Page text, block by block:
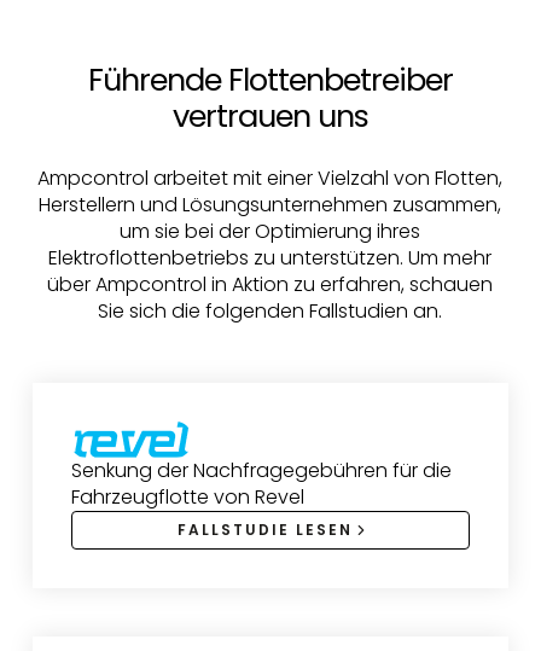
Führende Flottenbetreiber
vertrauen uns
Ampcontrol arbeitet mit einer Vielzahl von Flotten,
Herstellern und Lösungsunternehmen zusammen,
um sie bei der Optimierung ihres
Elektroflottenbetriebs zu unterstützen. Um mehr
über Ampcontrol in Aktion zu erfahren, schauen
Sie sich die folgenden Fallstudien an.
Senkung der Nachfragegebühren für die
Fahrzeugflotte von Revel
FALLSTUDIE LESEN